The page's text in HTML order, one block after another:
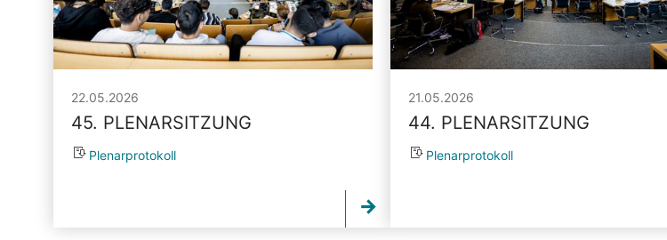
22.05.2026
45. PLENARSITZUNG
Plenarprotokoll
21.05.2026
44. PLENARSITZUNG
Plenarprotokoll